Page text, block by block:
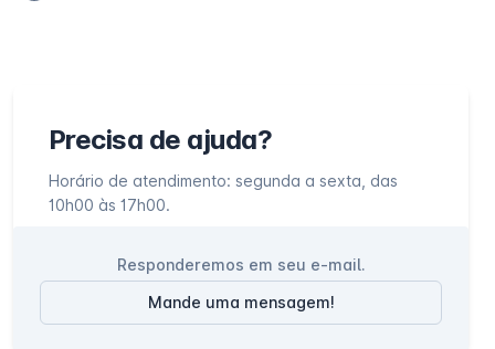
Precisa de ajuda?
Horário de atendimento: segunda a sexta, das
10h00 às 17h00.
Responderemos em seu e-mail.
Mande uma mensagem!